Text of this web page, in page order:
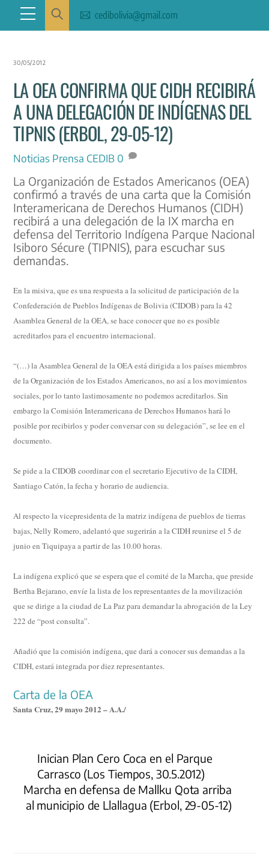
content
Menu cedibolivia@gmail.com
30/05/2012
LA OEA CONFIRMA QUE CIDH RECIBIRÁ
A UNA DELEGACIÓN DE INDÍGENAS DEL
TIPNIS (ERBOL, 29-05-12)
Noticias Prensa CEDIB 0
La Organización de Estados Americanos (OEA)
confirmó a través de una carta que la Comisión
Interamericana de Derechos Humanos (CIDH)
recibirá a una delegación de la IX marcha en
defensa del Territorio Indígena Parque Nacional
Isiboro Sécure (TIPNIS), para escuchar sus
demandas.
En la misiva, que es una respuesta a la solicitud de participación de la
Confederación de Pueblos Indígenas de Bolivia (CIDOB) para la 42
Asamblea General de la OEA, se hace conocer que no es posible
acreditarlos para el encuentro internacional.
“(…) la Asamblea General de la OEA está dirigida a los países miembros
de la Organización de los Estados Americanos, no así a los movimientos
sociales, por lo tanto lastimosamente no podemos acreditarlos. Sin
embargo la Comisión Interamericana de Derechos Humanos hará lo
posible por recibirlos y poder conversar con su delegación”, se lee en el
documento.
Se pide a la CIDOB coordinar con el secretario Ejecutivo de la CIDH,
Santiago Catón, la fecha y horario de audiencia.
Al respecto la vicepresidenta de la matriz indígena de pueblos de tierras
bajas, Nelly Romero, adelantó que sugerirán a la CIDH reunirse el 5 de
junio en Tiquipaya a partir de las 10.00 horas.
La indígena explicó que se espera que el comité de la Marcha, que preside
Bertha Bejarano, envíe la lista de los representantes de la movilización
que se dirige a la ciudad de La Paz para demandar la abrogación de la Ley
222 de “post consulta”.
Añadió que la comisión indígena, que dará a conocer sus demandas a la
CIDH, estará integrada por diez representantes.
Carta de la OEA
Santa Cruz, 29 mayo 2012 – A.A./
Inician Plan Cero Coca en el Parque
Carrasco (Los Tiempos, 30.5.2012)
Marcha en defensa de Mallku Qota arriba
al municipio de Llallagua (Erbol, 29-05-12)